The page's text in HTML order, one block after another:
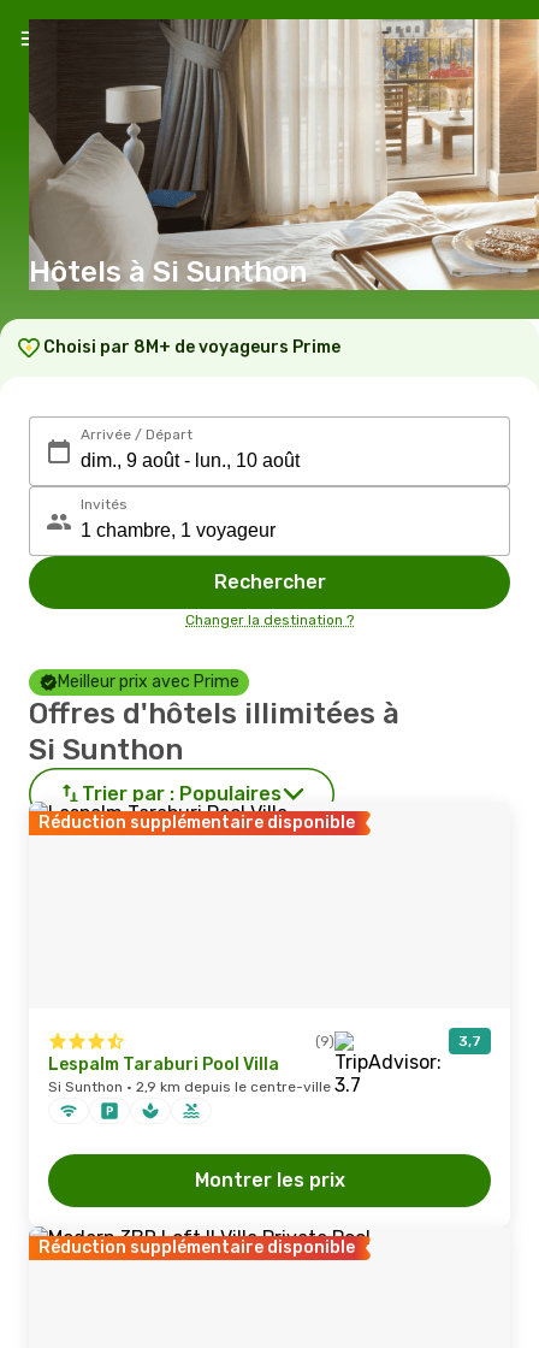
Hôtels à Si Sunthon
Choisi par 8M+ de voyageurs Prime
Arrivée / Départ
Invités
Rechercher
Changer la destination ?
Meilleur prix avec Prime
Offres d'hôtels illimitées à
Si Sunthon
Trier par : Populaires
Réduction supplémentaire disponible
(9) 3,7
Lespalm Taraburi Pool Villa
Si Sunthon · 2,9 km depuis le centre-ville
Montrer les prix
Réduction supplémentaire disponible